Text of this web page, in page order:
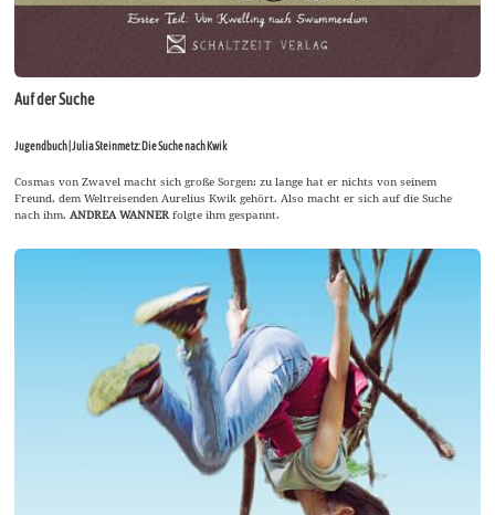
Auf der Suche
Jugendbuch | Julia Steinmetz: Die Suche nach Kwik
Cosmas von Zwavel macht sich große Sorgen: zu lange hat er nichts von seinem
Freund, dem Weltreisenden Aurelius Kwik gehört. Also macht er sich auf die Suche
nach ihm.ANDREA WANNERfolgte ihm gespannt.